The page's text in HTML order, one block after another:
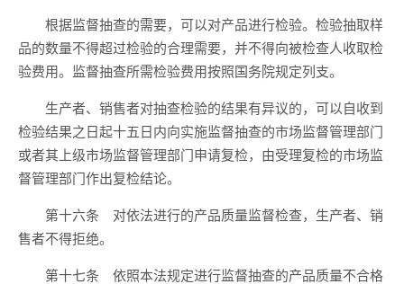
根据监督抽查的需要，可以对产品进行检验。检验抽取样
品的数量不得超过检验的合理需要，并不得向被检查人收取检
验费用。监督抽查所需检验费用按照国务院规定列支。
生产者、销售者对抽查检验的结果有异议的，可以自收到
检验结果之日起十五日内向实施监督抽查的市场监督管理部门
或者其上级市场监督管理部门申请复检，由受理复检的市场监
督管理部门作出复检结论。
第十六条 对依法进行的产品质量监督检查，生产者、销
售者不得拒绝。
第十七条 依照本法规定进行监督抽查的产品质量不合格